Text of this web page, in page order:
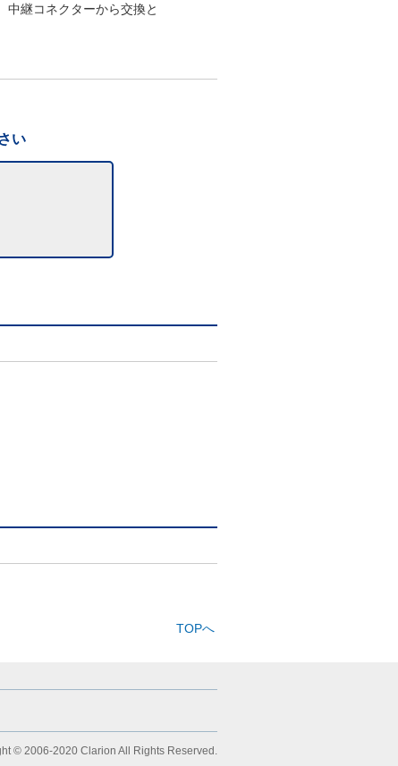
継コネクターから交換と
い
TOPへ
© 2006-2020 Clarion All Rights Reserved.